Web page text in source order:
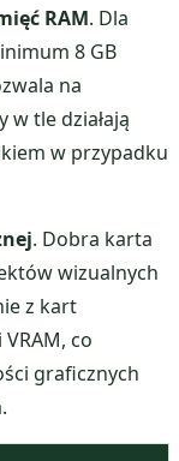
RAM. Dla
8 GB
na
w tle działają
w przypadku
. Dobra karta
wizualnych
z kart
co
graficznych